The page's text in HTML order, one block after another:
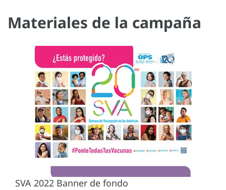
Materiales de la campaña
SVA 2022 Banner de fondo